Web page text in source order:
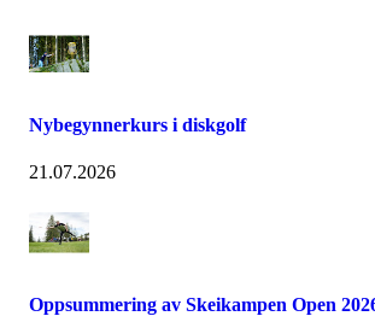
Nybegynnerkurs i diskgolf
21.07.2026
Oppsummering av Skeikampen Open